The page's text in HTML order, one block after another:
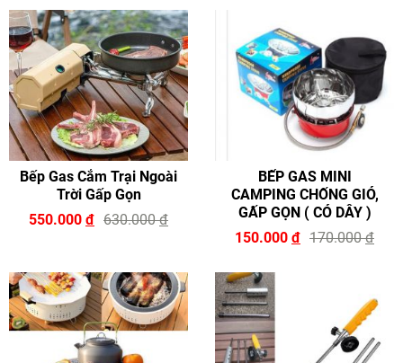
Bếp Gas Cắm Trại Ngoài
Trời Gấp Gọn
550.000 đ 630.000đ
BẾP GAS MINI
CAMPING CHỐNG GIÓ,
GẤP GỌN ( CÓ DÂY )
150.000 đ 170.000đ